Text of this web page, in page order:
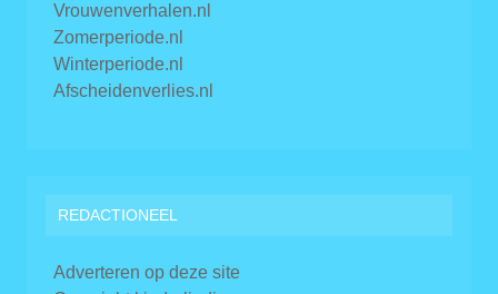
Vrouwenverhalen.nl
Zomerperiode.nl
Winterperiode.nl
Afscheidenverlies.nl
REDACTIONEEL
Adverteren op deze site